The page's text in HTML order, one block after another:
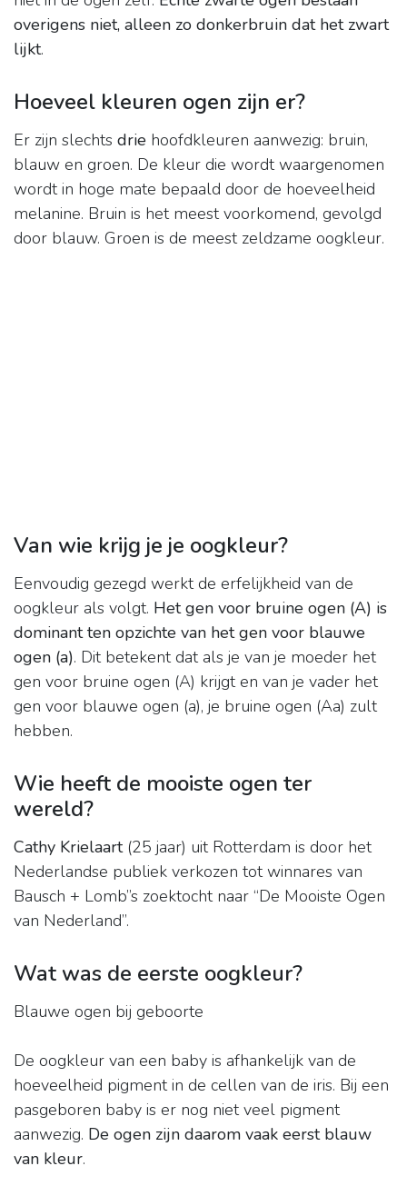
overigens niet, alleen zo donkerbruin dat het zwart
lijkt.
Hoeveel kleuren ogen zijn er?
Er zijn slechts drie hoofdkleuren aanwezig: bruin,
blauw en groen. De kleur die wordt waargenomen
wordt in hoge mate bepaald door de hoeveelheid
melanine. Bruin is het meest voorkomend, gevolgd
door blauw. Groen is de meest zeldzame oogkleur.
Van wie krijg je je oogkleur?
Eenvoudig gezegd werkt de erfelijkheid van de
oogkleur als volgt. Het gen voor bruine ogen (A) is
dominant ten opzichte van het gen voor blauwe
ogen (a). Dit betekent dat als je van je moeder het
gen voor bruine ogen (A) krijgt en van je vader het
gen voor blauwe ogen (a), je bruine ogen (Aa) zult
hebben.
Wie heeft de mooiste ogen ter
wereld?
Cathy Krielaart(25 jaar) uit Rotterdam is door het
Nederlandse publiek verkozen tot winnares van
Bausch + Lomb”s zoektocht naar “De Mooiste Ogen
van Nederland”.
Wat was de eerste oogkleur?
Blauwe ogen bij geboorte
De oogkleur van een baby is afhankelijk van de
hoeveelheid pigment in de cellen van de iris. Bij een
pasgeboren baby is er nog niet veel pigment
aanwezig. De ogen zijn daarom vaak eerst blauw
van kleur.